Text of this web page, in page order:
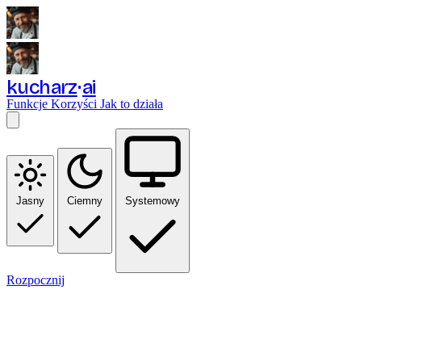
kucharz ai
Funkcje Korzyści Jak to działa
Jasny Ciemny Systemowy
Rozpocznij